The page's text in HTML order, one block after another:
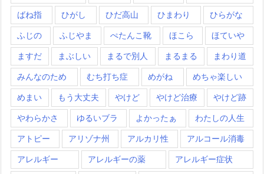
ばね指 ひがし ひだ高山 ひまわり ひらがな
ふじの ふじやま ぺたんこ靴 ほこら ほていや
ますだ まぶしい まるで別人 まるまる まわり道
みんなのため むち打ち症 めがね めちゃ楽しい
めまい もう大丈夫 やけど やけど治療 やけど跡
やわらかさ ゆるいブラ よかったぁ わたしの人生
アトピー アリゾナ州 アルカリ性 アルコール消毒
アレルギー アレルギーの薬 アレルギー症状